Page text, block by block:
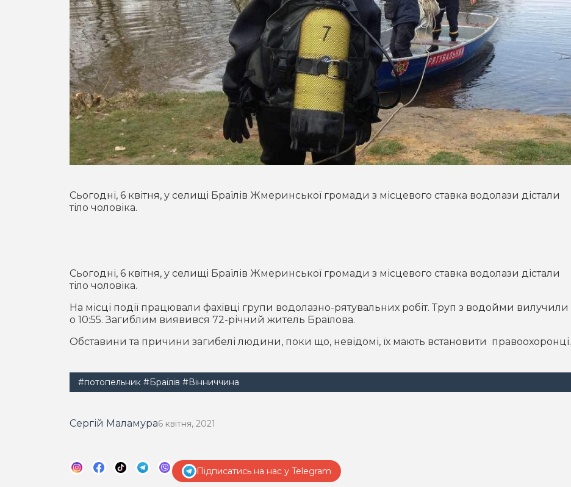
Сьогодні, 6 квітня, у селищі Браїлів Жмеринської громади з місцевого ставка водолази дістали
тіло чоловіка.
Сьогодні, 6 квітня, у селищі Браїлів Жмеринської громади з місцевого ставка водолази дістали
тіло чоловіка.
На місці події працювали фахівці групи водолазно-рятувальних робіт. Труп з водойми вилучили
о 10:55. Загиблим виявився 72-річний житель Браїлова.
Обставини та причини загибелі людини, поки що, невідомі, їх мають встановити правоохоронці.
#потопельник #Браїлів #Вінниччина
Сергій Маламура6 квітня, 2021
Підписатись на нас у Telegram